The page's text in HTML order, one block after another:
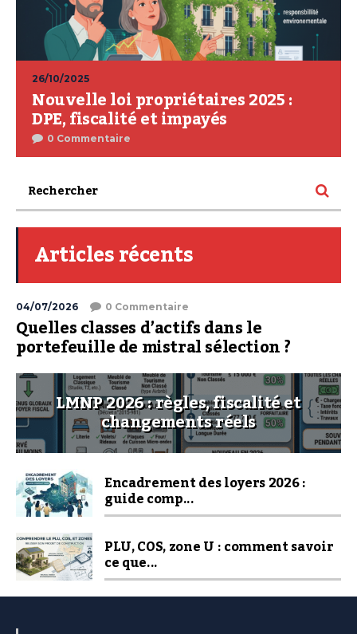
26/10/2025
Nouvelle loi propriétaires 2025 :
DPE, fiscalité et impayés
0 Commentaire
Articles récents
04/07/2026 0 Commentaire
Quelles classes d’actifs dans le
portefeuille de mistral sélection ?
LMNP 2026 : règles, fiscalité et
changements réels
Encadrement des loyers 2026 :
guide comp...
PLU, COS, zone U : comment savoir
ce que...